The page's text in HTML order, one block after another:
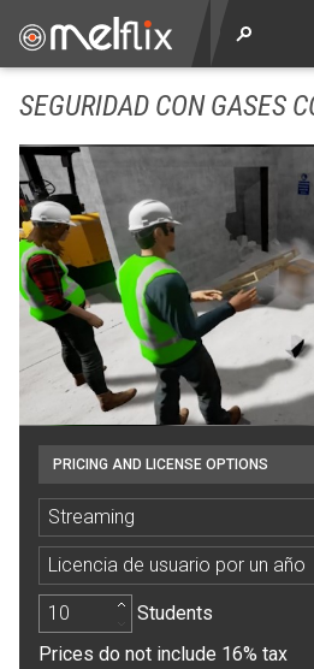
SEGURIDAD CON GASES
PRICING AND LICENSE OPTIONS
Streaming
Licencia de usuario por un año
Students
Prices do not include 16% tax